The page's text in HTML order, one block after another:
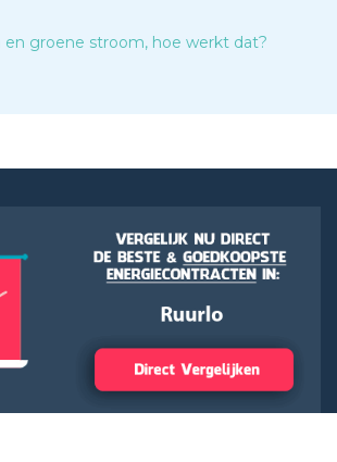
en groene stroom, hoe werkt dat?